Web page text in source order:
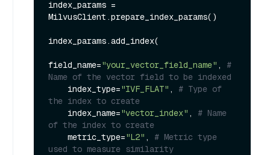
index_params =
MilvusClient.prepare_index_params()
index_params.add_index(
field_name="your_vector_field_name" , #
Name of the vector field to be indexed
    index_type=
"IVF_FLAT" , # Type of
the index to create
    index_name=
"vector_index" , # Name
of the index to create
    metric_type=
"L2" , # Metric type
used to measure similarity